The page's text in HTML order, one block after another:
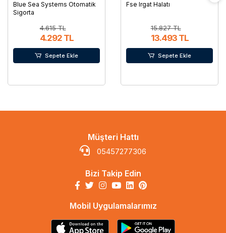
Blue Sea Systems Otomatik
Sigorta
4.615 TL
4.292 TL
Sepete Ekle
Fse Irgat Halatı
15.827 TL
13.493 TL
Sepete Ekle
Müşteri Hattı
05457277306
Bizi Takip Edin
Mobil Uygulamalarımız